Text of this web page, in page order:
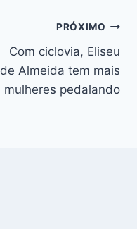
PRÓXIMO
Com ciclovia, Eliseu
de Almeida tem mais
mulheres pedalando